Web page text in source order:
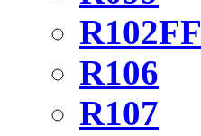
R102FF
R106
R107